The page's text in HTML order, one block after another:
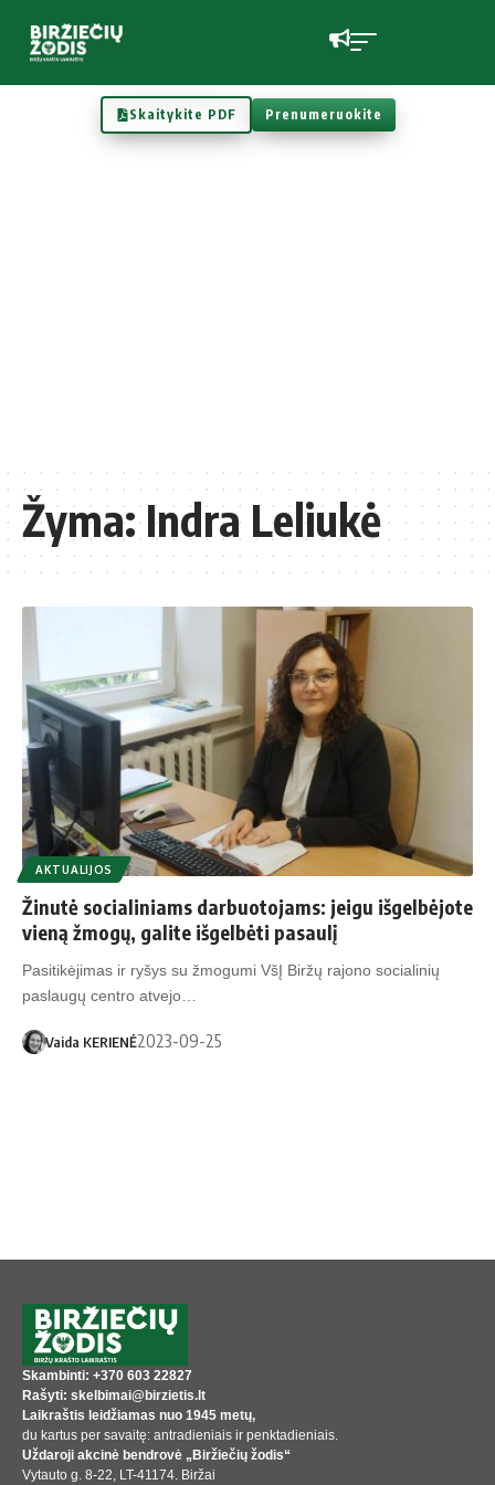
Skaitykite PDF Prenumeruokite
Žyma:Indra Leliukė
AKTUALIJOS
Žinutė socialiniams darbuotojams: jeigu išgelbėjote
vieną žmogų, galite išgelbėti pasaulį
Pasitikėjimas ir ryšys su žmogumi VšĮ Biržų rajono socialinių
paslaugų centro atvejo…
Vaida KERIENĖ2023-09-25
Skambinti: +370 603 22827
Rašyti: skelbimai@birzietis.lt
Laikraštis leidžiamas nuo 1945 metų,
du kartus per savaitę: antradieniais ir penktadieniais.
Uždaroji akcinė bendrovė „Biržiečių žodis“
Vytauto g. 8-22, LT-41174. Biržai